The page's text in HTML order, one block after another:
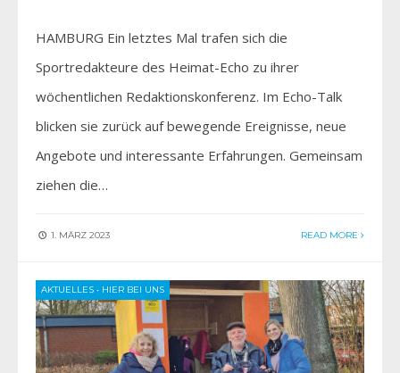
HAMBURG Ein letztes Mal trafen sich die
Sportredakteure des Heimat-Echo zu ihrer
wöchentlichen Redaktionskonferenz. Im Echo-Talk
blicken sie zurück auf bewegende Ereignisse, neue
Angebote und interessante Erfahrungen. Gemeinsam
ziehen die…
1. MÄRZ 2023 READ MORE
AKTUELLES • HIER BEI UNS